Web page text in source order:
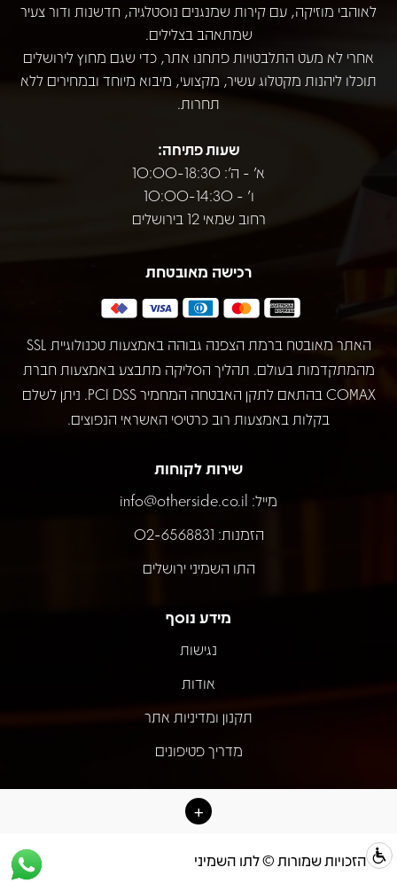
לאוהבי מוזיקה, עם קירות שמנגנים נוסטלגיה, חדשנות ודור צעיר
שמתאהב בצלילים.
אחרי לא מעט התלבטויות פתחנו אתר, כדי שגם מחוץ לירושלים
תוכלו ליהנות מקטלוג עשיר, מקצועי, מיבוא מיוחד ובמחירים ללא
תחרות.
שעות פתיחה:
א' - ה': 10:00-18:30
ו' - 10:00-14:30
רחוב שמאי 12 בירושלים
רכישה מאובטחת
האתר מאובטח ברמת הצפנה גבוהה באמצעות טכנולוגיית SSL
מהמתקדמות בעולם. תהליך הסליקה מתבצע באמצעות חברת
COMAX בהתאם לתקן האבטחה המחמיר PCI DSS. ניתן לשלם
בקלות באמצעות רוב כרטיסי האשראי הנפוצים.
שירות לקוחות
מייל: info@otherside.co.il
הזמנות: 02-6568831
התו השמיני ירושלים
מידע נוסף
נגישות
אודות
תקנון ומדיניות אתר
מדריך פטיפונים
כל הזכויות שמורות © לתו השמיני